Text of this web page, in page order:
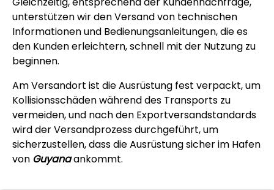
unterstützen wir den Versand von technischen
Informationen und Bedienungsanleitungen, die es
den Kunden erleichtern, schnell mit der Nutzung zu
beginnen.
Am Versandort ist die Ausrüstung fest verpackt, um
Kollisionsschäden während des Transports zu
vermeiden, und nach den Exportversandstandards
wird der Versandprozess durchgeführt, um
sicherzustellen, dass die Ausrüstung sicher im Hafen
von Guyanaankommt.